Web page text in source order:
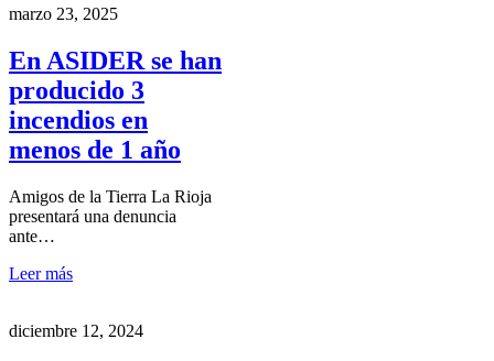
marzo 23, 2025
En ASIDER se han
producido 3
incendios en
menos de 1 año
Amigos de la Tierra La Rioja
presentará una denuncia
ante…
Leer más
diciembre 12, 2024